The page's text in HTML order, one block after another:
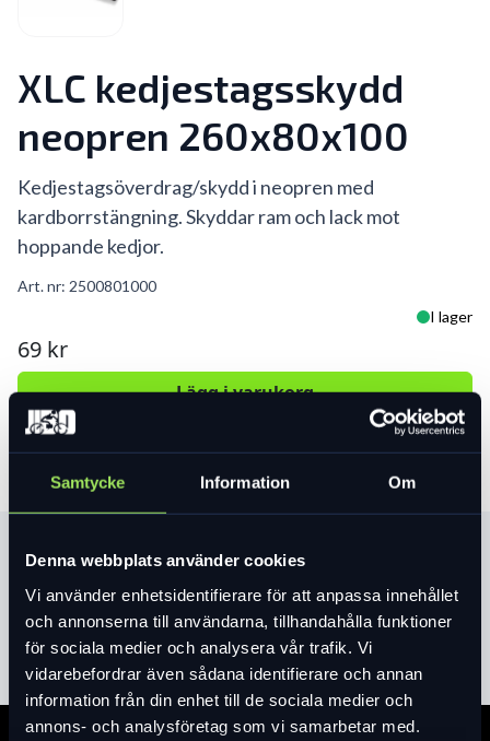
Samtycke Information Om
Denna webbplats använder cookies
Vi använder enhetsidentifierare för att anpassa innehållet
och annonserna till användarna, tillhandahålla funktioner
för sociala medier och analysera vår trafik. Vi
vidarebefordrar även sådana identifierare och annan
information från din enhet till de sociala medier och
annons- och analysföretag som vi samarbetar med.
XLC kedjestagsskydd
neopren 260x80x100
Kedjestagsöverdrag/skydd i neopren med
kardborrstängning. Skyddar ram och lack mot
hoppande kedjor.
Art. nr: 2500801000
I lager
69 kr
Lägg i varukorg
Produktinformation
Läs merexpand_more